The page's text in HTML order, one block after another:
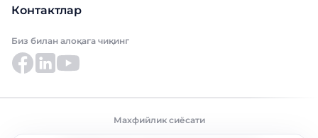
Контактлар
Биз билан алоқага чиқинг
Махфийлик сиёсати